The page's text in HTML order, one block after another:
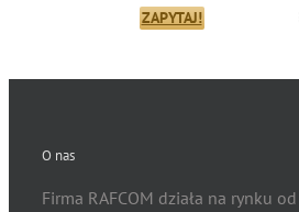
ZAPYTAJ!
O nas
Firma RAFCOM działa na rynku